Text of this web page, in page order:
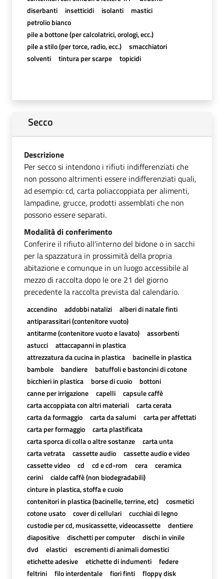
diserbanti
insetticidi isolanti
mastici
petrolio bianco
pile a bottone (per calcolatrici, orologi, ecc.)
pile a stilo (per torce, radio, ecc.)
smacchiatori
solventi
tintura per scarpe topicidi
Secco
Descrizione
Per secco si intendono i rifiuti indifferenziati che
non possono altrimenti essere indifferenziati quali,
ad esempio: cd, carta poliaccoppiata per alimenti,
lampadine, grucce, prodotti assemblati che non
possono essere separati.
Modalità di conferimento
Conferire il rifiuto all'interno del bidone o in sacchi
per la spazzatura in prossimità della propria
abitazione e comunque in un luogo accessibile al
mezzo di raccolta dopo le ore 21 del giorno
precedente la raccolta prevista dal calendario.
accendino addobbi natalizi
alberi di natale finti
antiparassitari (contenitore vuoto)
antitarme (contenitore vuoto e lavato)
assorbenti
astucci
attaccapanni in plastica
attrezzatura da cucina in plastica
bacinelle in plastica
bambole
bandiere
batuffoli e bastoncini di cotone
bicchieri in plastica
borse di cuoio
bottoni
canne per irrigazione
capelli
capsule caffè
carta accoppiata con altri materiali
carta cerata
carta da formaggio
carta da salumi
carta per affettati
carta per formaggio
carta plastificata
carta sporca di colla o altre sostanze
carta unta
carta vetrata
cassette audio
cassette audio e video
cassette video
cd cd e cd-rom cera
ceramica
cerini
cialde caffè (non biodegradabili)
cinture in plastica, stoffa e cuoio
contenitori in plastica (bacinelle, terrine, etc)
cosmetici
cotone usato
cover di cellulari
cucchiai di legno
custodie per cd, musicassette, videocassette
dentiere
diapositive
dischetti per computer
dischi in vinile
dvd
elastici
escrementi di animali domestici
etichette adesive
etichette di indumenti
federe
feltrini
filo interdentale fiori finti
floppy disk